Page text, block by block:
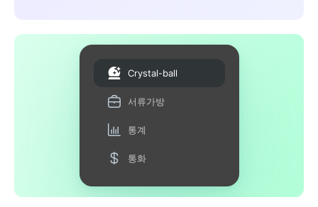
Crystal-ball
서류가방
통계
통화